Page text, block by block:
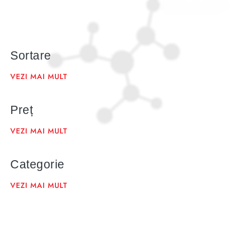
Sortare
VEZI MAI MULT
Preț
VEZI MAI MULT
Categorie
VEZI MAI MULT